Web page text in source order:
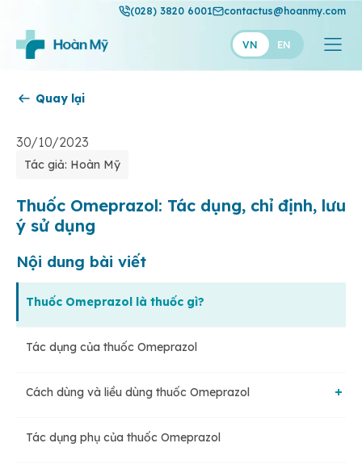
(028) 3820 6001 contactus@hoanmy.com
VN EN
Thuận Mỹ
Quay lại
30/10/2023
Tác giả: Hoàn Mỹ
Thuốc Omeprazol: Tác dụng, chỉ định, lưu
ý sử dụng
Nội dung bài viết
Thuốc Omeprazol là thuốc gì?
Tác dụng của thuốc Omeprazol
Cách dùng và liều dùng thuốc Omeprazol
Chỉ định
Tác dụng phụ của thuốc Omeprazol